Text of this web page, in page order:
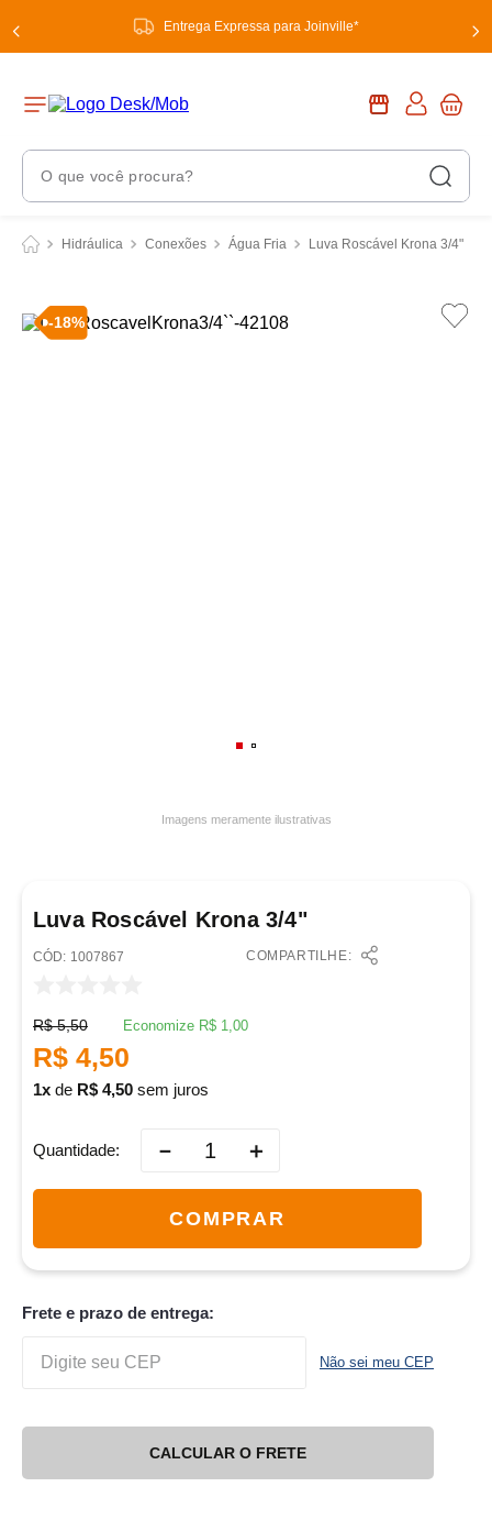
Entrega Expressa para Joinville*
O que você procura?
Hidráulica Conexões Água Fria Luva Roscável Krona 3/4"
-18%
Imagens meramente ilustrativas
Luva Roscável Krona 3/4"
: 1007867 COMPARTILHE:
R$ 5,50 Economize R$ 1,00
R$ 4,50
1 de R$ 4,50 sem juros
Quantidade ＋
－
COMPRAR
Frete e prazo de entrega:
Não sei meu CEP
CALCULAR O FRETE
Termos Mais Buscados
2º tinta